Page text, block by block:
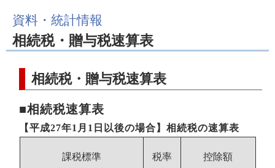
資料・統計情報
相続税・贈与税速算表
相続税・贈与税速算表
■相続税速算表
【平成27年1月1日以後の場合】相続税の速算表
課税標準 税率 控除額